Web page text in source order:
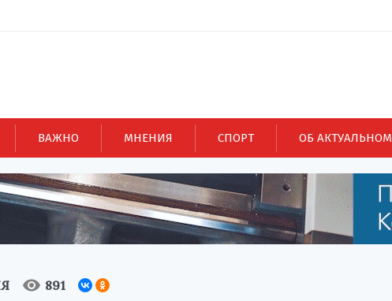
ВАЖНО МНЕНИЯ СПОРТ ОБ АКТУАЛЬНОМ
891